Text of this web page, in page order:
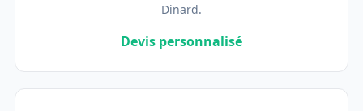
Dinard.
Devis personnalisé